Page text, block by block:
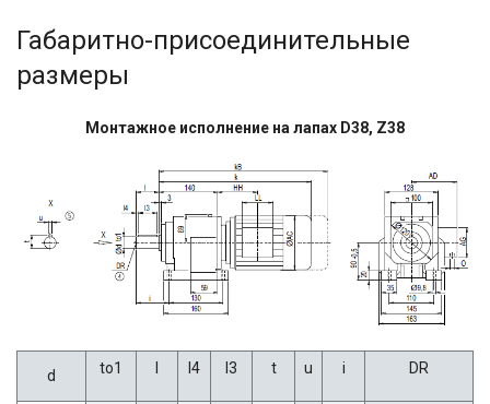
Габаритно-присоединительные
размеры
Монтажное исполнение на лапах D38, Z38
d to1 l4 l3 t u i DR